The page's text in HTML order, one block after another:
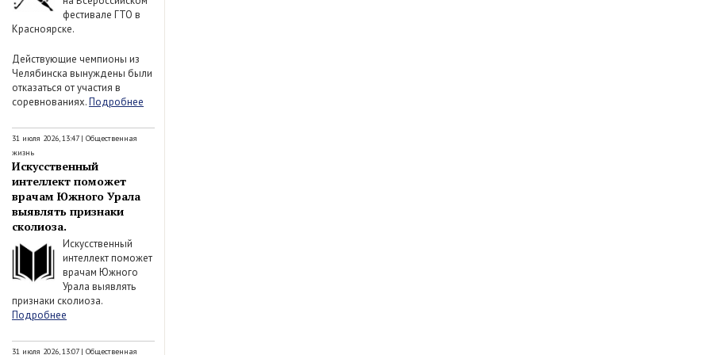
фестивале ГТО в
Красноярске.
Действующие чемпионы из
Челябинска вынуждены были
отказаться от участия в
соревнованиях.Подробнее
31 июля 2026, 13:47| Общественная
жизнь
Искусственный
интеллект поможет
врачам Южного Урала
выявлять признаки
сколиоза.
Искусственный
интеллект поможет
врачам Южного
Урала выявлять
признаки сколиоза.
Подробнее
31 июля 2026, 13:07| Общественная